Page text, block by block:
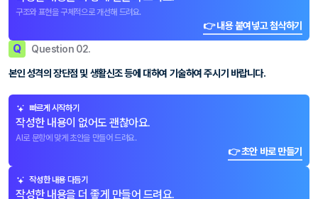
구조와 표현을 구체적으로 개선해 드려요.
👉 내용 붙여넣고 첨삭하기
Q Question 02.
본인 성격의 장단점 및 생활신조 등에 대하여 기술하여 주시기 바랍니다.
빠르게 시작하기
작성한 내용이 없어도 괜찮아요.
AI로 문항에 맞게 초안을 만들어 드려요.
👉 초안 바로 만들기
작성한 내용 다듬기
작성한 내용을 더 좋게 만들어 드려요.